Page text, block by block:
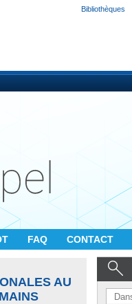
Bibliothèques
FAQ CONTACT
AU